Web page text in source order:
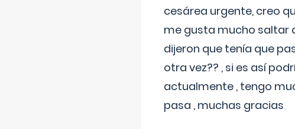
cesárea urgente, creo
me gusta mucho saltar
dijeron que tenía que
otra vez?? , si es así
actualmente , tengo
pasa , muchas gracias